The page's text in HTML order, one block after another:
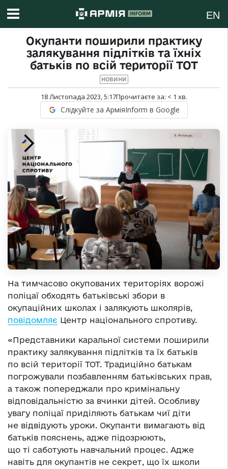
EN
Окупанти поширили практику
залякування підлітків та їхніх
батьків по всій території ТОТ
НОВИНИ
18 Листопада 2023, 5:17Прочитаєте за: < 1 хв.
Слідкуйте за АрміяInform в Google
На тимчасово окупованих територіях ворожі
поліцаї обходять батьківські збори в
окупаційних школах і залякують школярів,
повідомляє Центр національного спротиву.
«Представники каральної системи поширили
практику залякування підлітків та їх батьків
по всій території ТОТ. Традиційно батькам
погрожували позбавленням батьківських прав,
а також попереджали про кримінальну
відповідальністю за вчинки дітей. Особливу
увагу поліцаї приділяють батькам чиї діти
не відвідують уроки. Окупанти вимагають від
батьків пояснень, адже підозрюють,
що ті саботують навчальний процес. Адже
навіть для окупантів не секрет, що їх школи